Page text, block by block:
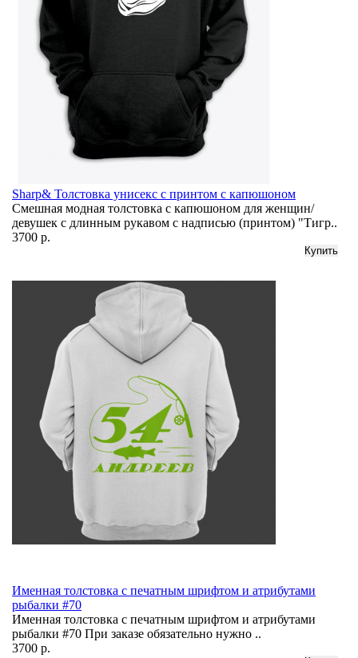
Sharp& Толстовка унисекс с принтом с капюшоном
Смешная модная толстовка с капюшоном для женщин/
девушек с длинным рукавом с надписью (принтом) "Тигр..
3700 р.
Именная толстовка с печатным шрифтом и атрибутами
рыбалки #70
Именная толстовка с печатным шрифтом и атрибутами
рыбалки #70 При заказе обязательно нужно ..
3700 р.